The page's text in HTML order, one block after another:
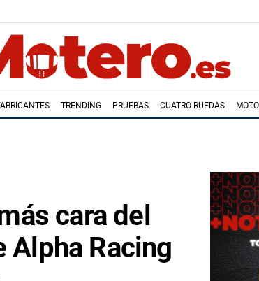
TRENDING PRUEBAS CUATRO RUEDAS
cara del
Alpha Racing